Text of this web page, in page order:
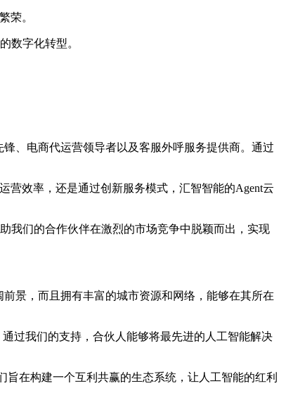
荣。
数字化转型。
、电商代运营领导者以及客服外呼服务提供商。通过
营效率，还是通过创新服务模式，汇智智能的Agent云
我们的合作伙伴在激烈的市场竞争中脱颖而出，实现
景，而且拥有丰富的城市资源和网络，能够在其所在
过我们的支持，合伙人能够将最先进的人工智能解决
在构建一个互利共赢的生态系统，让人工智能的红利